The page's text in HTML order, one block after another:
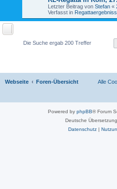
Letzter Beitrag von Stefan «
Verfasst in
Die Suche ergab 200 Treffer
Webseite Foren-Übersicht Alle
Powered by phpBB® Forum
Deutsche
Datenschutz|